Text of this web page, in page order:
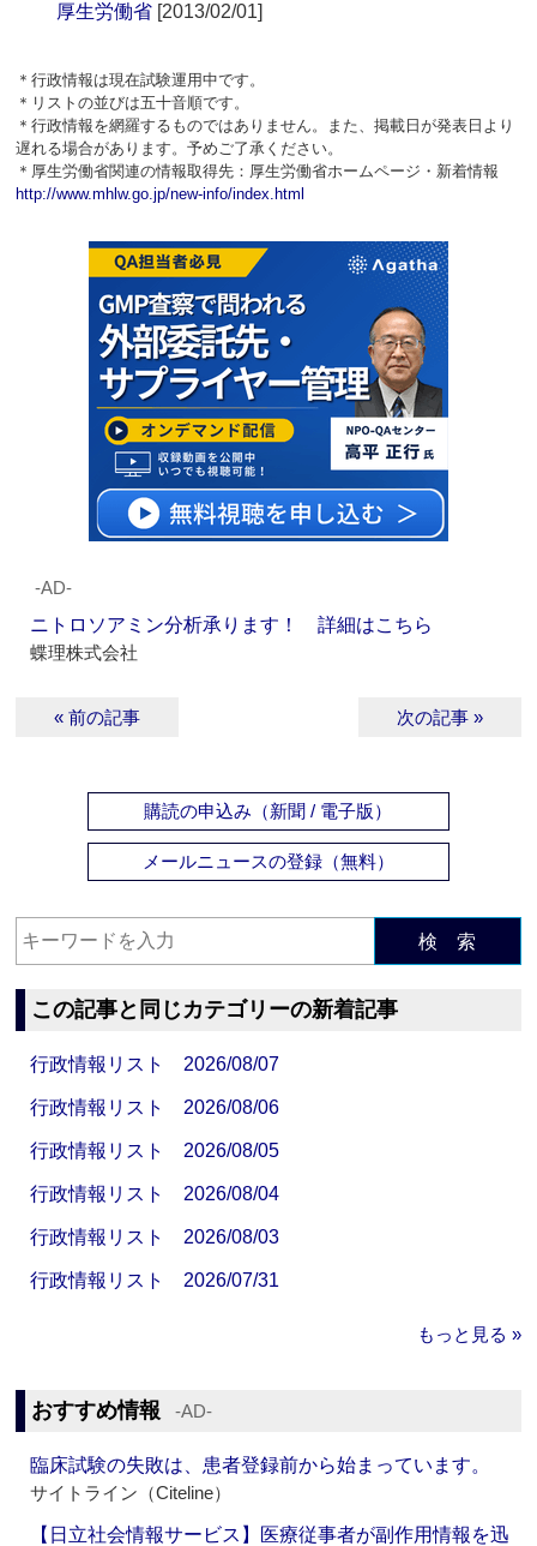
厚生労働省 [2013/02/01]
＊行政情報は現在試験運用中です。
＊リストの並びは五十音順です。
＊行政情報を網羅するものではありません。また、掲載日が発表日より
遅れる場合があります。予めご了承ください。
＊厚生労働省関連の情報取得先：厚生労働省ホームページ・新着情報
http://www.mhlw.go.jp/new-info/index.html
‐AD‐
ニトロソアミン分析承ります！ 詳細はこちら
蝶理株式会社
« 前の記事 次の記事 »
購読の申込み（新聞 / 電子版）
メールニュースの登録（無料）
検 索
この記事と同じカテゴリーの新着記事
行政情報リスト 2026/08/07
行政情報リスト 2026/08/06
行政情報リスト 2026/08/05
行政情報リスト 2026/08/04
行政情報リスト 2026/08/03
行政情報リスト 2026/07/31
もっと見る »
おすすめ情報 ‐AD‐
臨床試験の失敗は、患者登録前から始まっています。
サイトライン（Citeline）
【日立社会情報サービス】医療従事者が副作用情報を迅